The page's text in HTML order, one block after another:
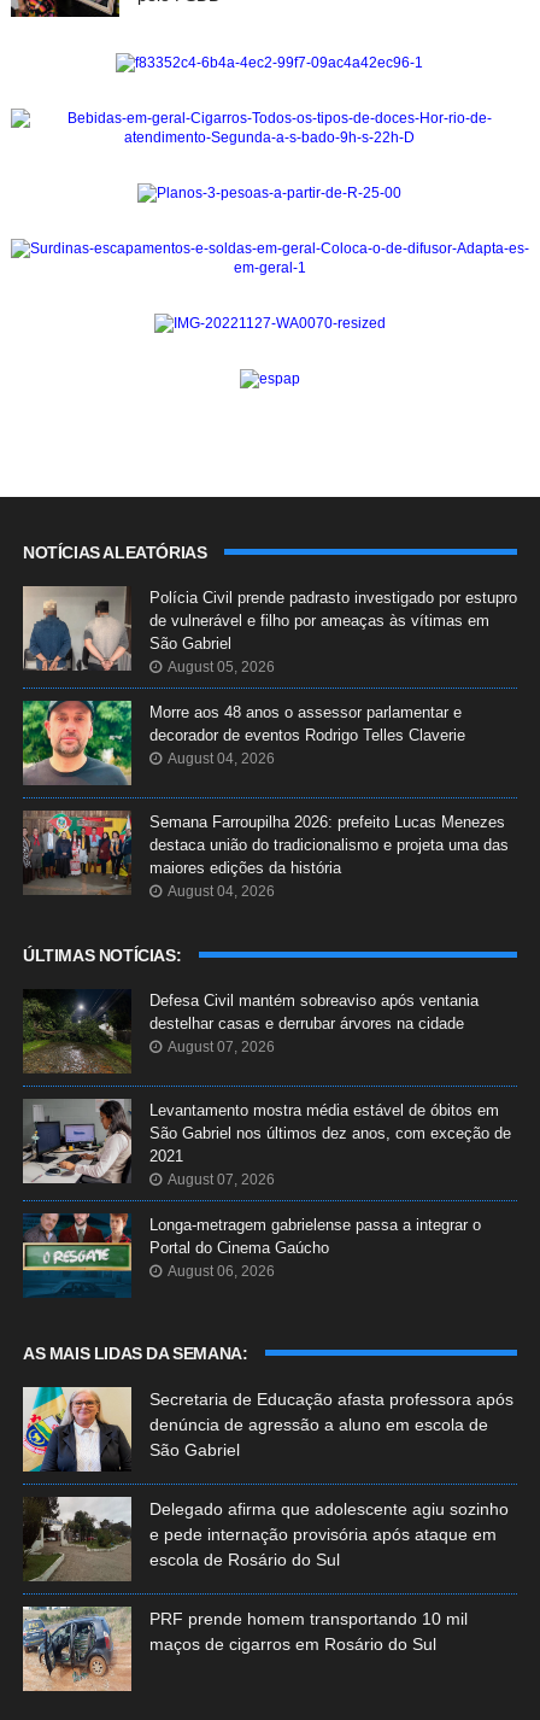
NOTÍCIAS ALEATÓRIAS
Polícia Civil prende padrasto investigado por estupro
de vulnerável e filho por ameaças às vítimas em
São Gabriel
August 05, 2026
Morre aos 48 anos o assessor parlamentar e
decorador de eventos Rodrigo Telles Claverie
August 04, 2026
Semana Farroupilha 2026: prefeito Lucas Menezes
destaca união do tradicionalismo e projeta uma das
maiores edições da história
August 04, 2026
ÚLTIMAS NOTÍCIAS:
Defesa Civil mantém sobreaviso após ventania
destelhar casas e derrubar árvores na cidade
August 07, 2026
Levantamento mostra média estável de óbitos em
São Gabriel nos últimos dez anos, com exceção de
2021
August 07, 2026
Longa-metragem gabrielense passa a integrar o
Portal do Cinema Gaúcho
August 06, 2026
AS MAIS LIDAS DA SEMANA:
Secretaria de Educação afasta professora após
denúncia de agressão a aluno em escola de
São Gabriel
Delegado afirma que adolescente agiu sozinho
e pede internação provisória após ataque em
escola de Rosário do Sul
PRF prende homem transportando 10 mil
maços de cigarros em Rosário do Sul